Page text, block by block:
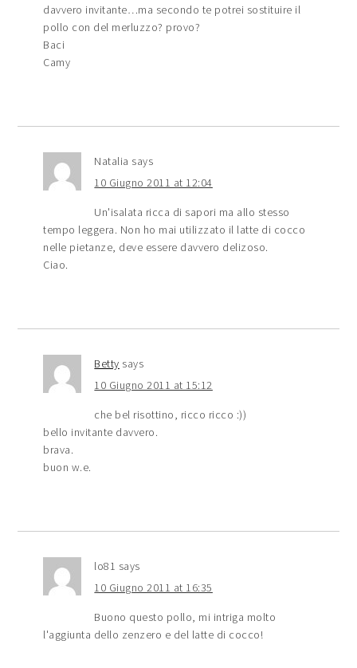
davvero invitante…ma secondo te potrei sostituire il
pollo con del merluzzo? provo?
Baci
Camy
Natalia says
10 Giugno 2011 at 12:04
Un'isalata ricca di sapori ma allo stesso
tempo leggera. Non ho mai utilizzato il latte di cocco
nelle pietanze, deve essere davvero delizoso.
Ciao.
Betty says
10 Giugno 2011 at 15:12
che bel risottino, ricco ricco :))
bello invitante davvero.
brava.
buon w.e.
lo81 says
10 Giugno 2011 at 16:35
Buono questo pollo, mi intriga molto
l'aggiunta dello zenzero e del latte di cocco!